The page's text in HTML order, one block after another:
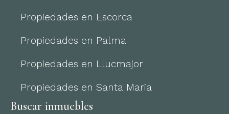
Propiedades en Escorca
Propiedades en Palma
Propiedades en Llucmajor
Propiedades en Santa Maria
Buscar inmuebles